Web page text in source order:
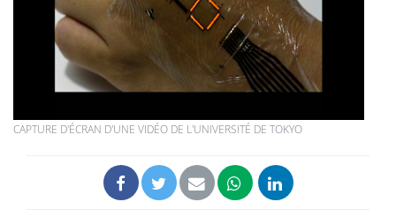
CAPTURE D'ÉCRAN D'UNE VIDÉO DE L'UNIVERSITÉ DE TOKYO